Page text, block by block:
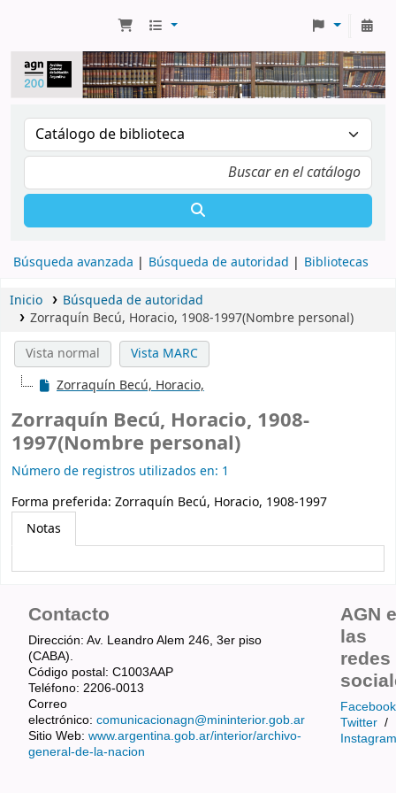
Búsqueda avanzada Búsqueda de autoridad Bibliotecas
Inicio
Búsqueda de autoridad
Zorraquín Becú, Horacio, 1908-1997(Nombre personal)
Vista normal
Vista MARC
Zorraquín Becú, Horacio,
Zorraquín Becú, Horacio, 1908-
1997(Nombre personal)
Número de registros utilizados en: 1
Forma preferida: Zorraquín Becú, Horacio, 1908-1997
Notas
Contacto
Dirección: Av. Leandro Alem 246, 3er piso
(CABA).
Código postal: C1003AAP
Teléfono: 2206-0013
Correo
electrónico: comunicacionagn@mininterior.gob.ar
Sitio Web: www.argentina.gob.ar/interior/archivo-
general-de-la-nacion
AGN
las
redes
Facebook
Twitter /
Instagram